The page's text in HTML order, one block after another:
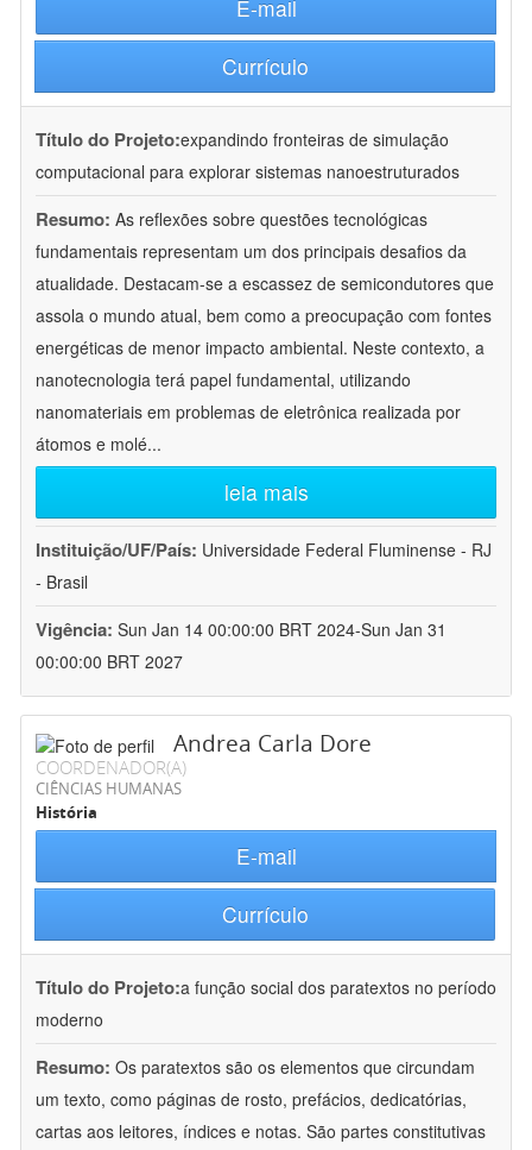
E-mail
Currículo
Título do Projeto:expandindo fronteiras de simulação
computacional para explorar sistemas nanoestruturados
Resumo: As reflexões sobre questões tecnológicas
fundamentais representam um dos principais desafios da
atualidade. Destacam-se a escassez de semicondutores que
assola o mundo atual, bem como a preocupação com fontes
energéticas de menor impacto ambiental. Neste contexto, a
nanotecnologia terá papel fundamental, utilizando
nanomateriais em problemas de eletrônica realizada por
átomos e molé...
leia mais
Instituição/UF/País: Universidade Federal Fluminense - RJ
- Brasil
Vigência: Sun Jan 14 00:00:00 BRT 2024-Sun Jan 31
00:00:00 BRT 2027
Andrea Carla Dore
COORDENADOR(A)
CIÊNCIAS HUMANAS
História
E-mail
Currículo
Título do Projeto:a função social dos paratextos no período
moderno
Resumo: Os paratextos são os elementos que circundam
um texto, como páginas de rosto, prefácios, dedicatórias,
cartas aos leitores, índices e notas. São partes constitutivas